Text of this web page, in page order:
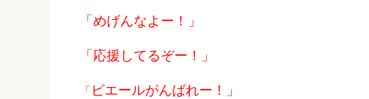
「めげんなよー！」
「応援してるぞー！」
「 ピエールがんばれー！」